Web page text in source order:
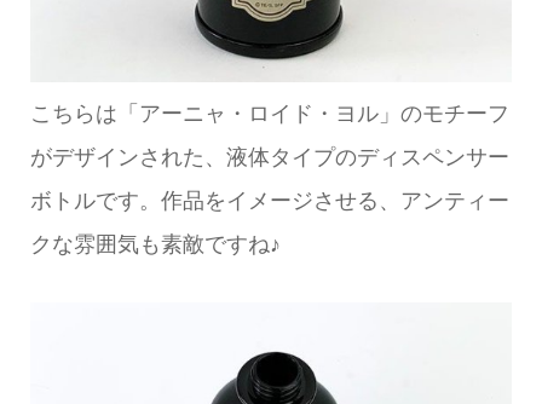
こちらは「アーニャ・ロイド・ヨル」のモチーフ
がデザインされた、液体タイプのディスペンサー
ボトルです。作品をイメージさせる、アンティー
クな雰囲気も素敵ですね♪